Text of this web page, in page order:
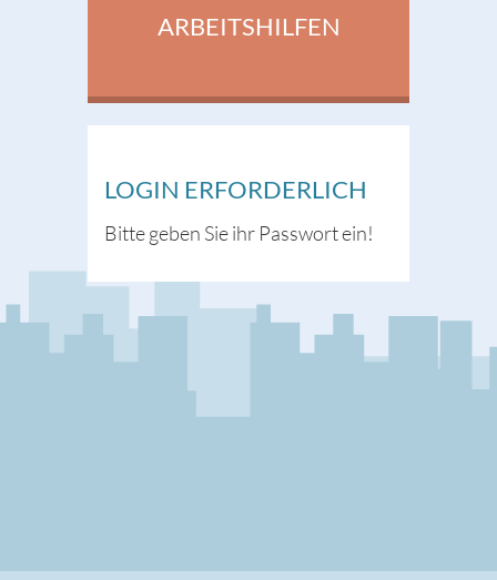
ARBEITSHILFEN
LOGIN ERFORDERLICH
Bitte geben Sie ihr Passwort ein!